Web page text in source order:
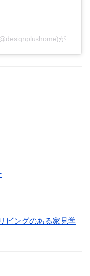
KOKETSU A.D.｜コウケツ建築設計(@designplushome)がシェアした投稿
ビングのある家見学